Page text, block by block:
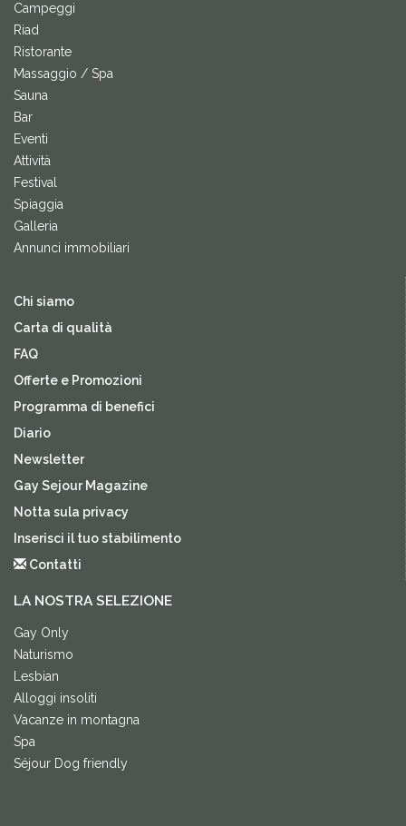
Campeggi
Riad
Ristorante
Massaggio / Spa
Sauna
Bar
Eventi
Attività
Festival
Spiaggia
Galleria
Annunci immobiliari
Chi siamo
Carta di qualità
FAQ
Offerte e Promozioni
Programma di benefici
Diario
Newsletter
Gay Sejour Magazine
Notta sula privacy
Inserisci il tuo stabilimento
Contatti
LA NOSTRA SELEZIONE
Gay Only
Naturismo
Lesbian
Alloggi insoliti
Vacanze in montagna
Spa
Séjour Dog friendly